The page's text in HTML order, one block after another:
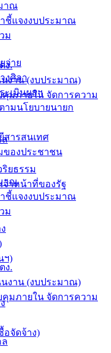
าณ
ชี้แจงงบประมาณ
ม
ง.
นงาน (งบประมาณ)
มภายใน จัดการความ
ล
ยธรรม
จ้าหน้าที่ของรัฐ
ฯ)
อจัดจ้าง)
จ่าย
งศิลา
ะเมินผลฯ
ามนโยบายนายก
ารสนเทศ
ของประชาชน
าณ
ชี้แจงงบประมาณ
ม
ง.
นงาน (งบประมาณ)
มภายใน จัดการความ